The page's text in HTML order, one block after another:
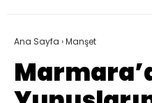
Ana Sayfa ›Manşet